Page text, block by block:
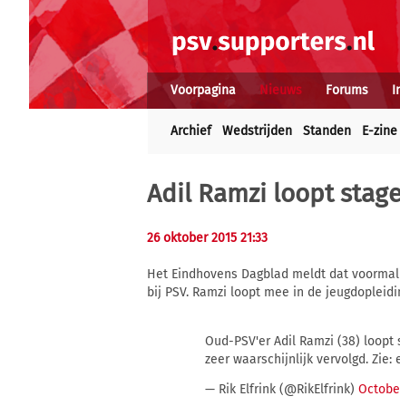
Voorpagina Nieuws Forums
Archief Wedstrijden Standen E-zine
Adil Ramzi loopt
26 oktober 2015 21:33
Het Eindhovens Dagblad meldt dat
bij PSV. Ramzi loopt mee in de
Oud-PSV'er Adil Ramzi (38)
zeer waarschijnlijk vervolgd. Zie:
— Rik Elfrink (@RikElfrink)